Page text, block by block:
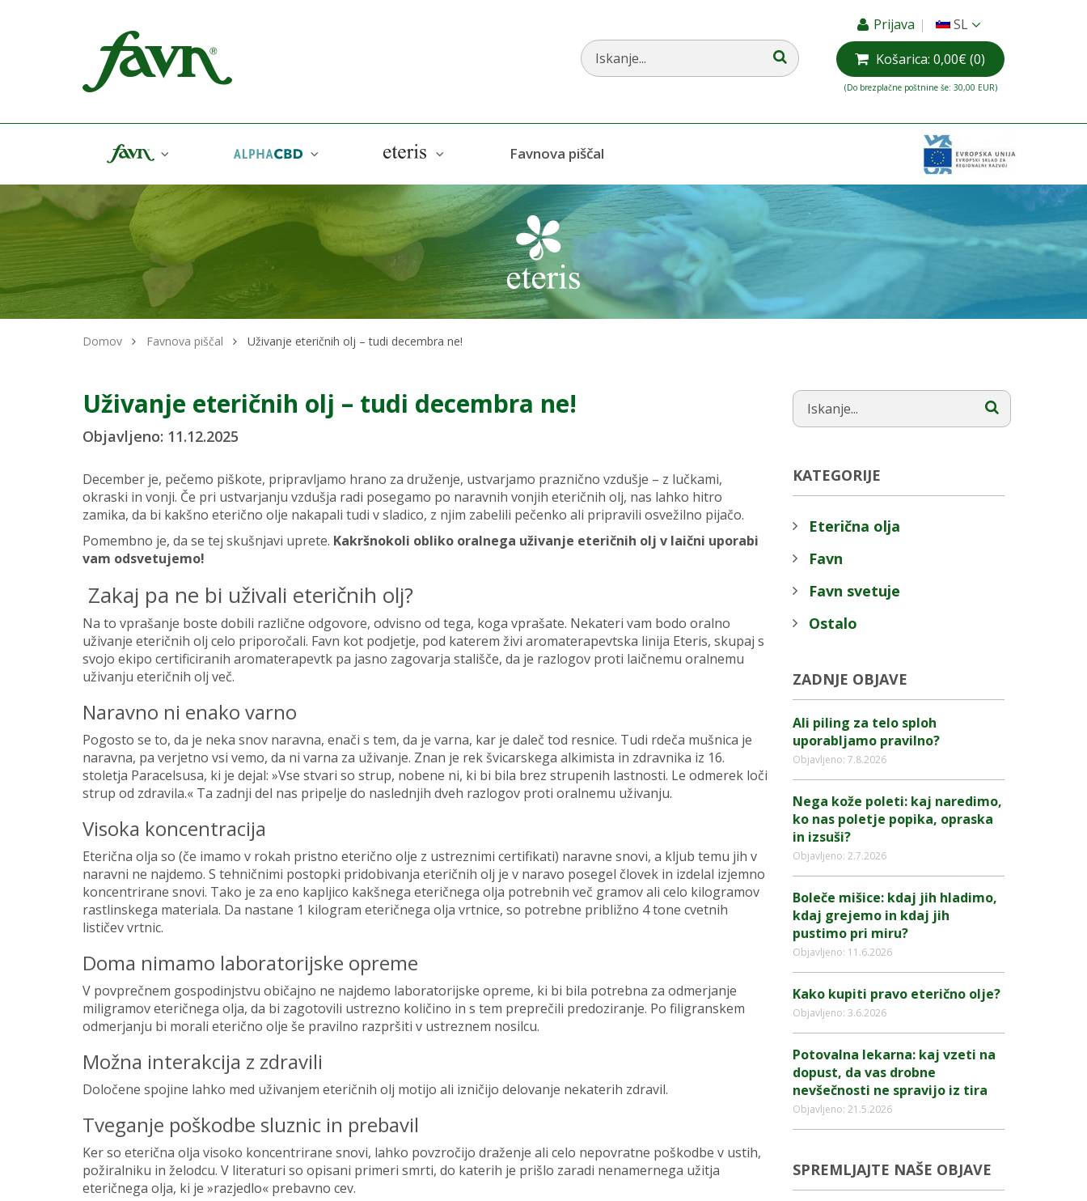
Prijava
SL
Košarica: 0,00€ (0)
(Do brezplačne poštnine še: 30,00 EUR)
AlphaCBD Favnova piščal
Domov Favnova piščal Uživanje eteričnih olj – tudi decembra ne!
Uživanje eteričnih olj – tudi decembra ne!
Objavljeno: 11.12.2025
December je, pečemo piškote, pripravljamo hrano za druženje, ustvarjamo praznično vzdušje – z lučkami,
okraski in vonji. Če pri ustvarjanju vzdušja radi posegamo po naravnih vonjih eteričnih olj, nas lahko hitro
zamika, da bi kakšno eterično olje nakapali tudi v sladico, z njim zabelili pečenko ali pripravili osvežilno pijačo.
Pomembno je, da se tej skušnjavi uprete. Kakršnokoli obliko oralnega uživanje eteričnih olj v laični uporabi
vam odsvetujemo!
Zakaj pa ne bi uživali eteričnih olj?
Na to vprašanje boste dobili različne odgovore, odvisno od tega, koga vprašate. Nekateri vam bodo oralno
uživanje eteričnih olj celo priporočali. Favn kot podjetje, pod katerem živi aromaterapevtska linija Eteris, skupaj s
svojo ekipo certificiranih aromaterapevtk pa jasno zagovarja stališče, da je razlogov proti laičnemu oralnemu
uživanju eteričnih olj več.
Naravno ni enako varno
Pogosto se to, da je neka snov naravna, enači s tem, da je varna, kar je daleč tod resnice. Tudi rdeča mušnica je
naravna, pa verjetno vsi vemo, da ni varna za uživanje. Znan je rek švicarskega alkimista in zdravnika iz 16.
stoletja Paracelsusa, ki je dejal: »Vse stvari so strup, nobene ni, ki bi bila brez strupenih lastnosti. Le odmerek loči
strup od zdravila.« Ta zadnji del nas pripelje do naslednjih dveh razlogov proti oralnemu uživanju.
Visoka koncentracija
Eterična olja so (če imamo v rokah pristno eterično olje z ustreznimi certifikati) naravne snovi, a kljub temu jih v
naravni ne najdemo. S tehničnimi postopki pridobivanja eteričnih olj je v naravo posegel človek in izdelal izjemno
koncentrirane snovi. Tako je za eno kapljico kakšnega eteričnega olja potrebnih več gramov ali celo kilogramov
rastlinskega materiala. Da nastane 1 kilogram eteričnega olja vrtnice, so potrebne približno 4 tone cvetnih
lističev vrtnic.
Doma nimamo laboratorijske opreme
V povprečnem gospodinjstvu običajno ne najdemo laboratorijske opreme, ki bi bila potrebna za odmerjanje
miligramov eteričnega olja, da bi zagotovili ustrezno količino in s tem preprečili predoziranje. Po filigranskem
odmerjanju bi morali eterično olje še pravilno razpršiti v ustreznem nosilcu.
Možna interakcija z zdravili
Določene spojine lahko med uživanjem eteričnih olj motijo ali izničijo delovanje nekaterih zdravil.
Tveganje poškodbe sluznic in prebavil
Ker so eterična olja visoko koncentrirane snovi, lahko povzročijo draženje ali celo nepovratne poškodbe v ustih,
požiralniku in želodcu. V literaturi so opisani primeri smrti, do katerih je prišlo zaradi nenamernega užitja
eteričnega olja, ki je »razjedlo« prebavno cev.
KATEGORIJE
Eterična olja
Favn
Favn svetuje
Ostalo
ZADNJE OBJAVE
Ali piling za telo sploh
uporabljamo pravilno?
Objavljeno: 7.8.2026
Nega kože poleti: kaj naredimo,
ko nas poletje popika, opraska
in izsuši?
Objavljeno: 2.7.2026
Boleče mišice: kdaj jih hladimo,
kdaj grejemo in kdaj jih
pustimo pri miru?
Objavljeno: 11.6.2026
Kako kupiti pravo eterično olje?
Objavljeno: 3.6.2026
Potovalna lekarna: kaj vzeti na
dopust, da vas drobne
nevšečnosti ne spravijo iz tira
Objavljeno: 21.5.2026
SPREMLJAJTE NAŠE OBJAVE